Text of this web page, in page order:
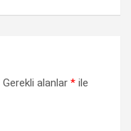
Gerekli alanlar * ile